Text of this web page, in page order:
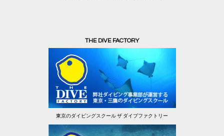
THE DIVE FACTORY
東京のダイビングスクール ザ ダイブファクトリー